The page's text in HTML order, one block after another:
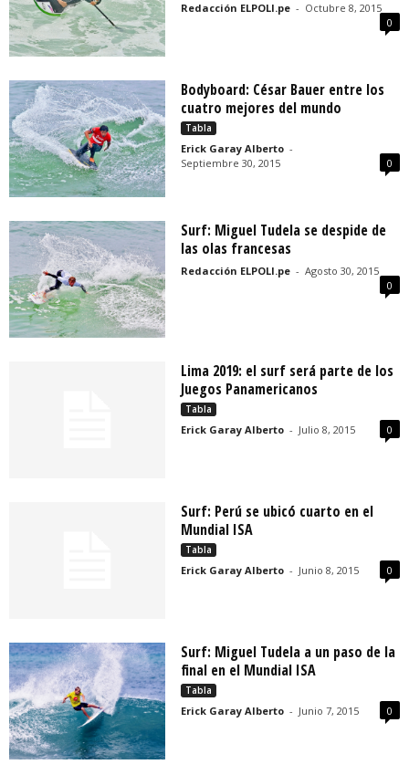
Redacción ELPOLI.pe - Octubre 8, 2015
0
Bodyboard: César Bauer entre los
cuatro mejores del mundo
Tabla
Erick Garay Alberto -
Septiembre 30, 2015
0
Surf: Miguel Tudela se despide de
las olas francesas
Redacción ELPOLI.pe - Agosto 30, 2015
0
Lima 2019: el surf será parte de los
Juegos Panamericanos
Tabla
Erick Garay Alberto - Julio 8, 2015 0
Surf: Perú se ubicó cuarto en el
Mundial ISA
Tabla
Erick Garay Alberto - Junio 8, 2015 0
Surf: Miguel Tudela a un paso de la
final en el Mundial ISA
Tabla
Erick Garay Alberto - Junio 7, 2015 0